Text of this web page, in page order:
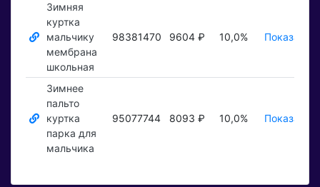
Зимняя
куртка
мальчику
мембрана
школьная
98381470 9604 ₽ 10,0% Показать ₽
Зимнее
пальто
куртка
парка для
мальчика
95077744 8093 ₽ 10,0% Показать ₽